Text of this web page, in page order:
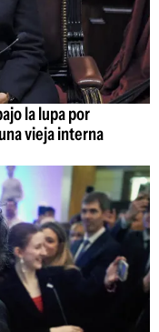
la lupa por
vieja interna